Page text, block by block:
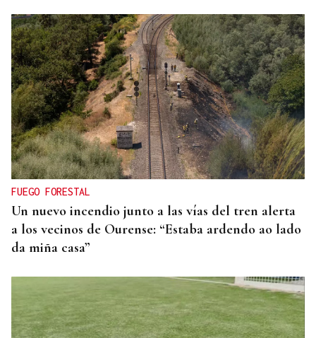
SUB-10 FEMENINA
La ourensana Anna Soares roza el podio del
Campeonato de España de Ajedrez
FUEGO FORESTAL
Un nuevo incendio junto a las vías del tren alerta
a los vecinos de Ourense: “Estaba ardendo ao lado
da miña casa”